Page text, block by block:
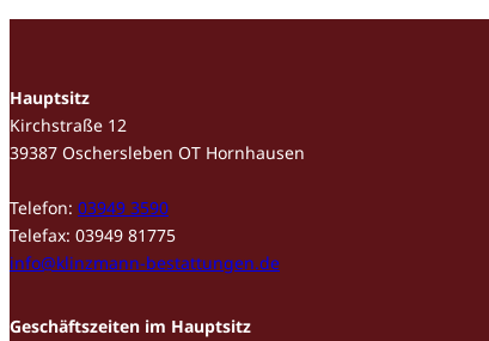
Hauptsitz
Kirchstraße 12
39387 Oschersleben OT Hornhausen
Telefon: 03949 3590
Telefax: 03949 81775
info@klinzmann-bestattungen.de
Geschäftszeiten im Hauptsitz